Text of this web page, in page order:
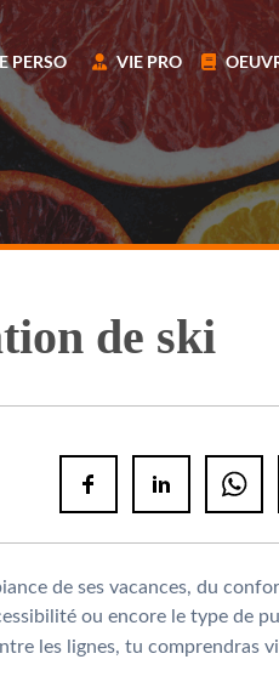
PERSO VIE PRO
de ski
de ses vacances, du
ou encore le type de
les lignes, tu comprendras